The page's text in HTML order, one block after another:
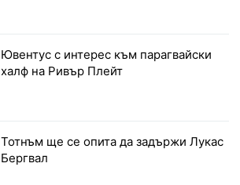
Ювентус с интерес към парагвайски
халф на Ривър Плейт
Тотнъм ще се опита да задържи Лукас
Бергвал